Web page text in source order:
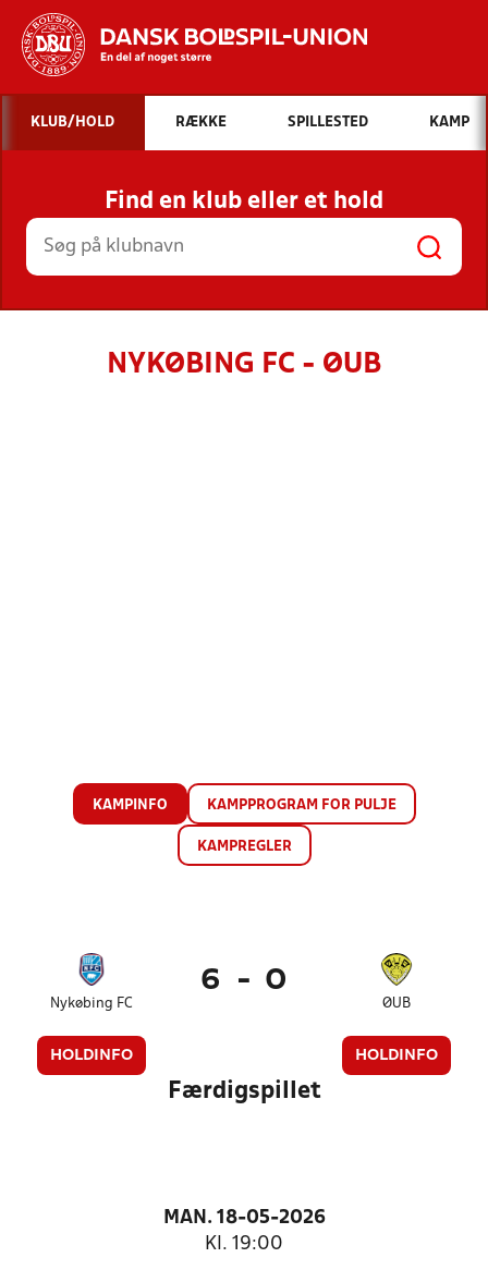
Hvad vil du søge efter?
INDHOLD OG NYHEDER
STILLINGER, RESULTATER, KLUBBER OG
HOLD
KLUB/HOLD RÆKKE SPILLESTED KAMP
Find en klub eller et hold
NYKØBING FC - ØUB
KAMPINFO KAMPPROGRAM FOR PULJE
KAMPREGLER
Nykøbing FC
HOLDINFO
6 - 0
ØUB
HOLDINFO
Færdigspillet
MAN. 18-05-2026
Kl. 19:00